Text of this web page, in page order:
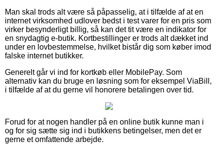
Man skal trods alt være så påpasselig, at i tilfælde af at en
internet virksomhed udlover bedst i test varer for en pris som
virker besynderligt billig, så kan det tit være en indikator for
en snydagtig e-butik. Kortbestillinger er trods alt dækket ind
under en lovbestemmelse, hvilket bistår dig som køber imod
falske internet butikker.
Generelt går vi ind for kortkøb eller MobilePay. Som
alternativ kan du bruge en løsning som for eksempel ViaBill,
i tilfælde af at du gerne vil honorere betalingen over tid.
Forud for at nogen handler på en online butik kunne man i
og for sig sætte sig ind i butikkens betingelser, men det er
gerne et omfattende arbejde.